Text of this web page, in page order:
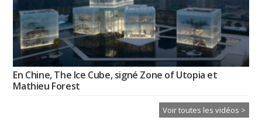
En Chine, The Ice Cube, signé Zone of Utopia et
Mathieu Forest
Voir toutes les vidéos >